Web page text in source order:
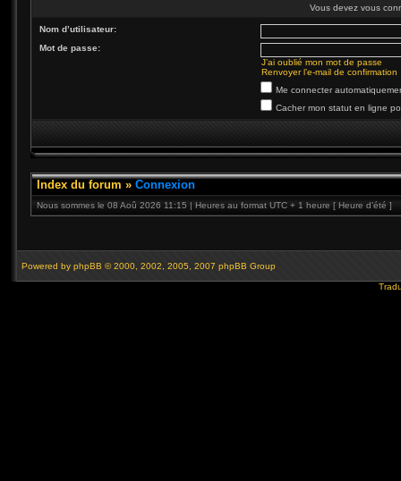
Vous devez vous
Nom d’utilisateur:
Mot de passe:
J’ai oublié mon mot de passe
Renvoyer l’e-mail de confirmation
Me connecter
Cacher mon statut en ligne
Index du forum » Connexion
Nous sommes le 08 Aoû 2026 11:15 | Heures au format UTC + 1 heure [ Heure d’été ]
Powered by phpBB © 2000, 2002, 2005, 2007 phpBB Group